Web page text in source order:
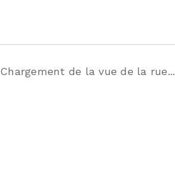
Chargement de la vue de la rue...